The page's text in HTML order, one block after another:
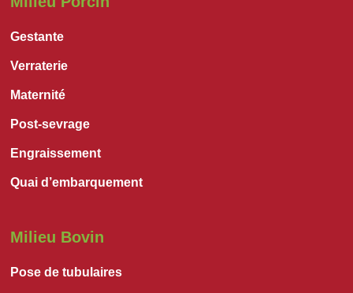
Gestante
Verraterie
Maternité
Post-sevrage
Engraissement
Quai d’embarquement
Milieu Bovin
Pose de tubulaires